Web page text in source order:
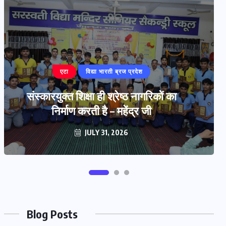
बरेली
‘प्रज्ञा प्रवाह’ हस्तलिखित पत्रिका का
विमोचन
JULY 29, 2026
Blog Posts